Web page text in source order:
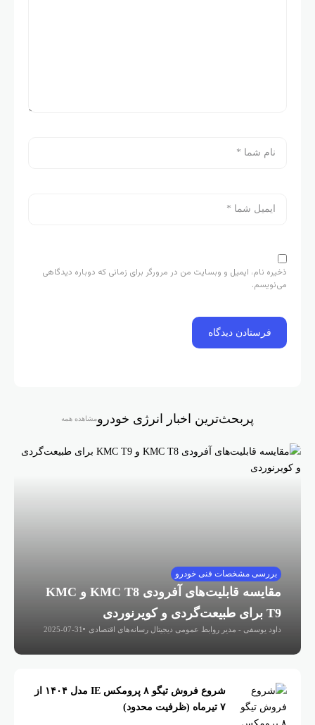
ذخیره نام، ایمیل و وبسایت من در مرورگر برای زمانی که دوباره دیدگاهی
می‌نویسم.
پربحث‌ترین اخبار انرژی خودرومشاهده همه
بررسی مشخصات فنی خودرو
مقایسه قابلیت‌های آفرودی KMC T8 و KMC
T9 برای طبیعت‌گردی و کویرنوردی
داود یوسفی - مدیر روابط عمومی دیجیتال رسانه‌های اقتصادی 2025-07-31
شروع فروش تیگو ۸ پرومکس IE مدل ۱۴۰۴ از
۷ تیرماه (ظرفیت محدود)